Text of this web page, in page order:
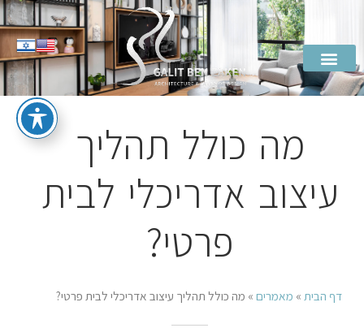
מה כולל תהליך
עיצוב אדריכלי לבית
פרטי?
דף הבית » מאמרים» מה כולל תהליך עיצוב אדריכלי לבית פרטי?